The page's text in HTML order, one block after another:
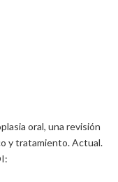
oral, una revisión
y tratamiento. Actual.